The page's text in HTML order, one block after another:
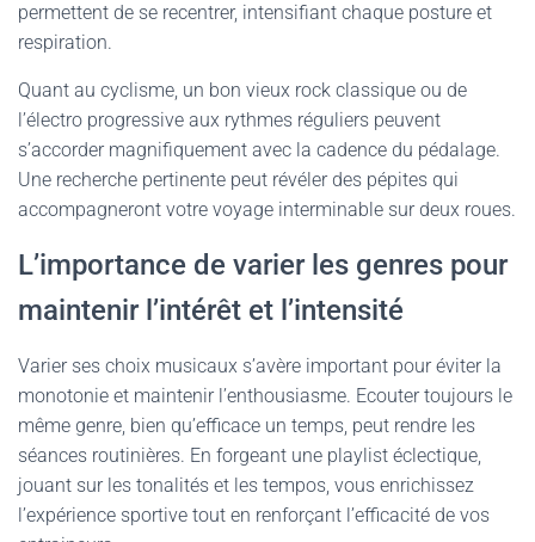
permettent de se recentrer, intensifiant chaque posture et
respiration.
Quant au cyclisme, un bon vieux rock classique ou de
l’électro progressive aux rythmes réguliers peuvent
s’accorder magnifiquement avec la cadence du pédalage.
Une recherche pertinente peut révéler des pépites qui
accompagneront votre voyage interminable sur deux roues.
L’importance de varier les genres pour
maintenir l’intérêt et l’intensité
Varier ses choix musicaux s’avère important pour éviter la
monotonie et maintenir l’enthousiasme. Ecouter toujours le
même genre, bien qu’efficace un temps, peut rendre les
séances routinières. En forgeant une playlist éclectique,
jouant sur les tonalités et les tempos, vous enrichissez
l’expérience sportive tout en renforçant l’efficacité de vos